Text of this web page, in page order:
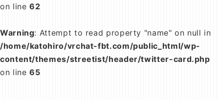
on line62
Warning: Attempt to read property "name" on null in
/home/katohiro/vrchat-fbt.com/public_html/wp-
content/themes/streetist/header/twitter-card.php
on line65